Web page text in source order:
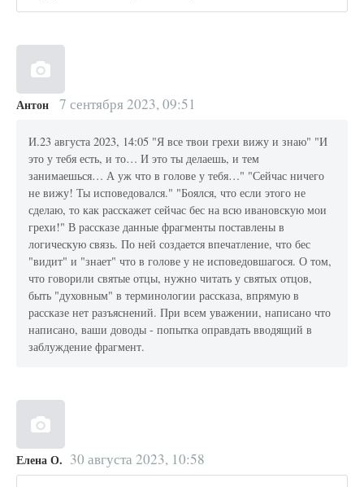
Антон 7 сентября 2023, 09:51
И.23 августа 2023, 14:05 "Я все твои грехи вижу и знаю" "И
это у тебя есть, и то… И это ты делаешь, и тем
занимаешься… А уж что в голове у тебя…" "Сейчас ничего
не вижу! Ты исповедовался." "Боялся, что если этого не
сделаю, то как расскажет сейчас бес на всю ивановскую мои
грехи!" В рассказе данные фрагменты поставлены в
логическую связь. По ней создается впечатление, что бес
"видит" и "знает" что в голове у не исповедовшагося. О том,
что говорили святые отцы, нужно читать у святых отцов,
быть "духовным" в терминологии рассказа, впрямую в
рассказе нет разъяснений. При всем уважении, написано что
написано, ваши доводы - попытка оправдать вводящий в
заблуждение фрагмент.
Елена О. 30 августа 2023, 10:58